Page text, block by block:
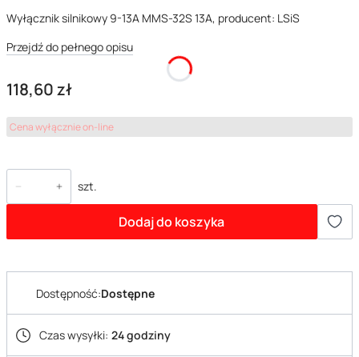
Wyłącznik silnikowy 9-13A MMS-32S 13A, producent: LSiS
Przejdź do pełnego opisu
Cena
118,60 zł
Cena wyłącznie on-line
szt.
Dodaj do koszyka
Dostępność:Dostępne
Czas wysyłki: 24 godziny